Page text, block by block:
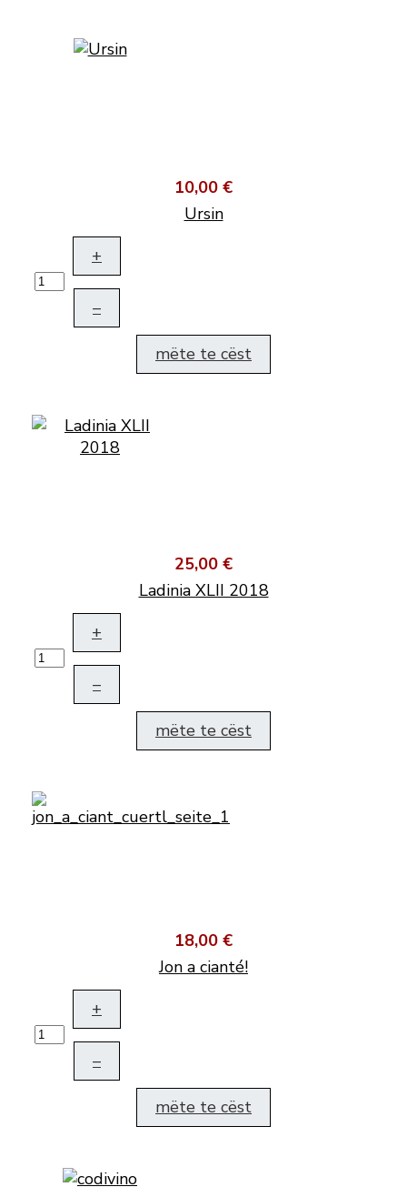
10,00 €
Ursin
+
–
mëte te cëst
25,00 €
Ladinia XLII 2018
+
–
mëte te cëst
18,00 €
Jon a cianté!
+
–
mëte te cëst